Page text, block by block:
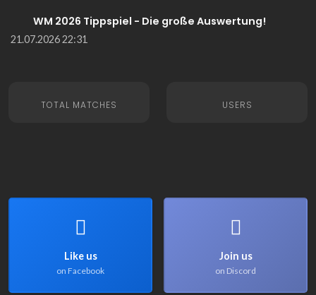
WM 2026 Tippspiel - Die große Auswertung!
21.07.2026 22:31
TOTAL MATCHES USERS
Like us
on Facebook
Join us
on Discord